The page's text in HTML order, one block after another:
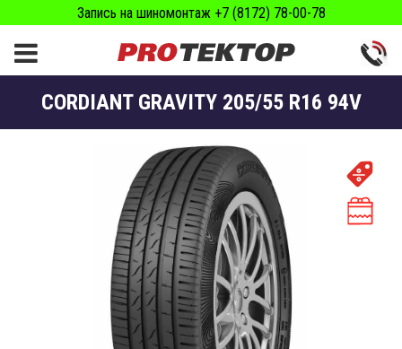
Запись на шиномонтаж +7 (8172) 78-00-78
CORDIANT GRAVITY 205/55 R16 94V